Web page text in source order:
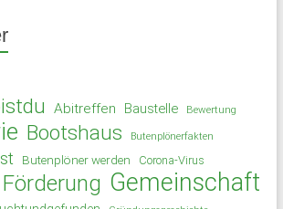
Abitreffen Baustelle Bewertung
Bootshaus Butenplönerfakten
Butenplöner werden Corona-Virus
Förderung Gemeinschaft